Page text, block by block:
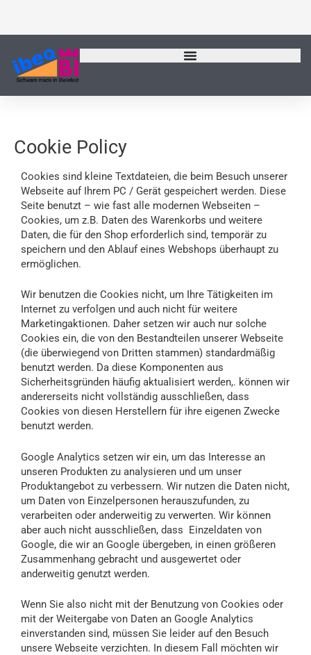
springen
Cookie Policy
Cookies sind kleine Textdateien, die beim Besuch unserer
Webseite auf Ihrem PC / Gerät gespeichert werden. Diese
Seite benutzt – wie fast alle modernen Webseiten –
Cookies, um z.B. Daten des Warenkorbs und weitere
Daten, die für den Shop erforderlich sind, temporär zu
speichern und den Ablauf eines Webshops überhaupt zu
ermöglichen.
Wir benutzen die Cookies nicht, um Ihre Tätigkeiten im
Internet zu verfolgen und auch nicht für weitere
Marketingaktionen. Daher setzen wir auch nur solche
Cookies ein, die von den Bestandteilen unserer Webseite
(die überwiegend von Dritten stammen) standardmäßig
benutzt werden. Da diese Komponenten aus
Sicherheitsgründen häufig aktualisiert werden,. können wir
andererseits nicht vollständig ausschließen, dass
Cookies von diesen Herstellern für ihre eigenen Zwecke
benutzt werden.
Google Analytics setzen wir ein, um das Interesse an
unseren Produkten zu analysieren und um unser
Produktangebot zu verbessern. Wir nutzen die Daten nicht,
um Daten von Einzelpersonen herauszufunden, zu
verarbeiten oder anderweitig zu verwerten. Wir können
aber auch nicht ausschließen, dass Einzeldaten von
Google, die wir an Google übergeben, in einen größeren
Zusammenhang gebracht und ausgewertet oder
anderweitig genutzt werden.
Wenn Sie also nicht mit der Benutzung von Cookies oder
mit der Weitergabe von Daten an Google Analytics
einverstanden sind, müssen Sie leider auf den Besuch
unsere Webseite verzichten. In diesem Fall möchten wir